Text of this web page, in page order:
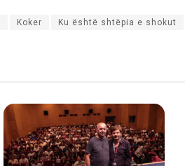
Koker Ku është shtëpia e shokut